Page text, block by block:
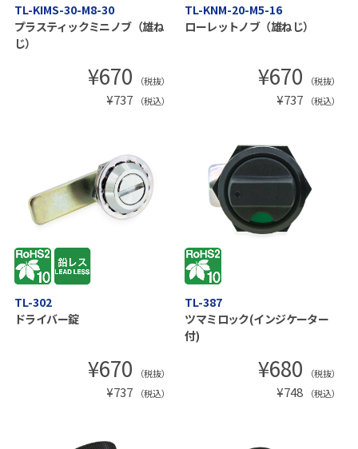
TL-KIMS-30-M8-30
プラスティックミニノブ（雄ね
じ）
¥670 （税抜）
¥737 （税込）
TL-KNM-20-M5-16
ローレットノブ（雄ねじ）
¥670 （税抜）
¥737 （税込）
TL-302
ドライバー錠
¥670 （税抜）
¥737 （税込）
TL-387
ツマミロック(インジケーター
付)
¥680 （税抜）
¥748 （税込）